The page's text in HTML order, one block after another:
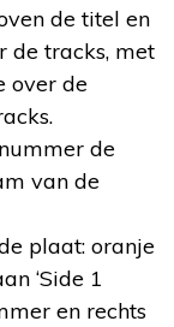
de titel en
de tracks, met
over de
de
van de
plaat: oranje
‘Side 1
en rechts